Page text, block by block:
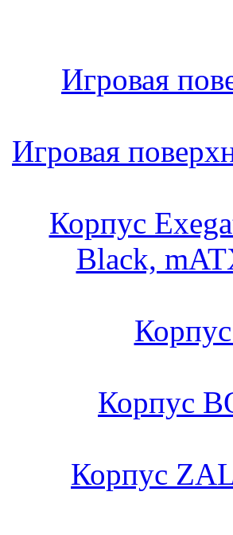
Игровая
Игровая
Корпус
Black,
Корпус
Корпус